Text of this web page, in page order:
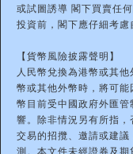
或試圖誘導 閣下買賣任
投資前，閣下應仔細考慮
【貨幣風險披露聲明】
人民幣兌換為港幣或其
幣或其他外幣時，將可
幣目前受中國政府外匯
響。除非情況另有所指
交易的招攬、邀請或建